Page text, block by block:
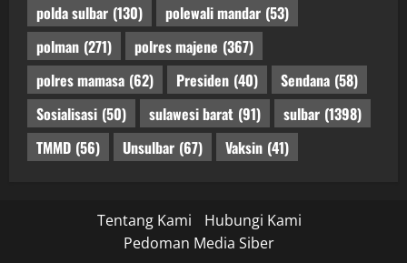
polda sulbar (130) polewali mandar (53)
polman (271) polres majene (367)
polres mamasa (62) Presiden (40) Sendana (58)
Sosialisasi (50) sulawesi barat (91) sulbar (1398)
TMMD (56) Unsulbar (67) Vaksin (41)
Tentang Kami
Hubungi Kami
Pedoman Media Siber